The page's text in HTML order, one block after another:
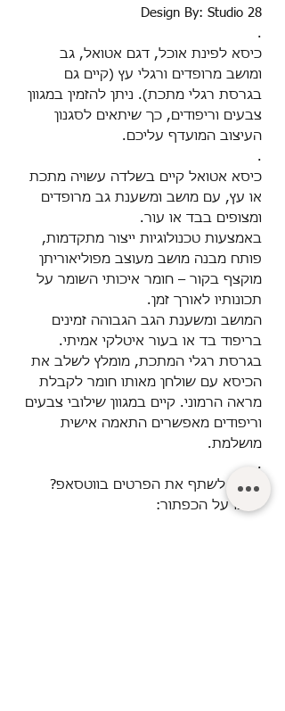
Design By: Studio 28
.
כיסא לפינת אוכל, דגם אטואל, גב
ומושב מרופדים ורגלי עץ (קיים גם
בגרסת רגלי מתכת). ניתן להזמין במגוון
צבעים וריפודים, כך שיתאים לסגנון
העיצוב המועדף עליכם.
.
כיסא אטואל קיים בשלדה עשויה מתכת
או עץ, עם מושב ומשענת גב מרופדים
ומצופים בבד או עור.
באמצעות טכנולוגיות ייצור מתקדמות,
פותח מבנה מושב מעוצב מפוליאוריתן
מוקצף בקור – חומר איכותי השומר על
תכונותיו לאורך זמן.
המושב ומשענת הגב הגבוהה זמינים
בריפוד בד או בעור איטלקי אמיתי.
בגרסת רגלי המתכת, מומלץ לשלב את
הכיסא עם שולחן מאותו חומר לקבלת
מראה הרמוני. קיים במגוון שילובי צבעים
וריפודים מאפשרים התאמה אישית
מושלמת.
.
רוצים לשתף את הפרטים בווטסאפ?
לחצו על הכפתור: